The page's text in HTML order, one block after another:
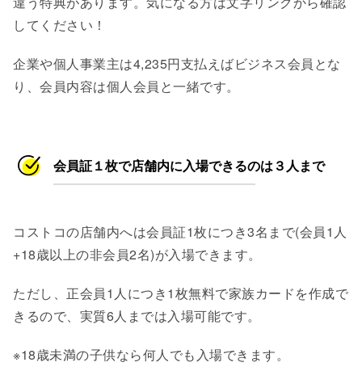
してください！
企業や個人事業主は4,235円支払えばビジネス会員とな
り、会員内容は個人会員と一緒です。
会員証１枚で店舗内に入場できるのは３人まで
コストコの店舗内へは会員証1枚につき3名まで(会員1人
+18歳以上の非会員2名)が入場できます。
ただし、正会員1人につき1枚無料で家族カードを作成で
きるので、実質6人までは入場可能です。
※18歳未満の子供なら何人でも入場できます。